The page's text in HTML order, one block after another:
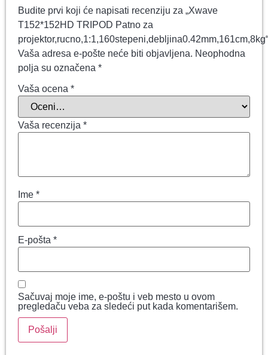
Budite prvi koji će napisati recenziju za „Xwave
T152*152HD TRIPOD Patno za
projektor,rucno,1:1,160stepeni,debljina0.42mm,161cm,8kg“
Vaša adresa e-pošte neće biti objavljena. Neophodna
polja su označena *
Vaša ocena *
Vaša recenzija *
Ime *
E-pošta *
Sačuvaj moje ime, e-poštu i veb mesto u ovom
pregledaču veba za sledeći put kada komentarišem.